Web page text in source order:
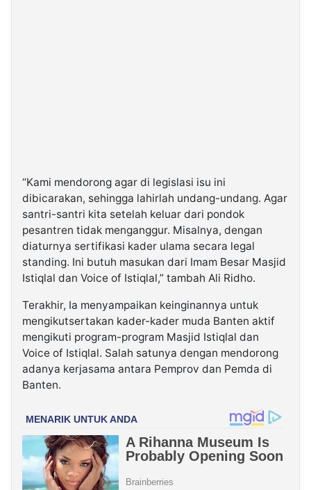
“Kami mendorong agar di legislasi isu ini
dibicarakan, sehingga lahirlah undang-undang. Agar
santri-santri kita setelah keluar dari pondok
pesantren tidak menganggur. Misalnya, dengan
diaturnya sertifikasi kader ulama secara legal
standing. Ini butuh masukan dari Imam Besar Masjid
Istiqlal dan Voice of Istiqlal,” tambah Ali Ridho.
Terakhir, Ia menyampaikan keinginannya untuk
mengikutsertakan kader-kader muda Banten aktif
mengikuti program-program Masjid Istiqlal dan
Voice of Istiqlal. Salah satunya dengan mendorong
adanya kerjasama antara Pemprov dan Pemda di
Banten.